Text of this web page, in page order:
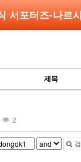
서포터즈-나르
제목
2